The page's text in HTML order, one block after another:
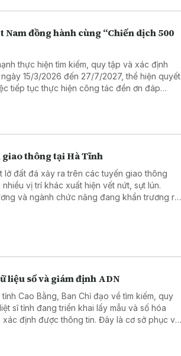
đồng hành cùng “Chiến dịch 500
thực hiện tìm kiếm, quy tập và xác định
15/3/2026 đến 27/7/2027, thể hiện quyết
tiếp tục thực hiện công tác đền ơn đáp
hùng liệt sĩ trở về với tên tuổi, quê hương và
thông tại Hà Tĩnh
lở đất đá xảy ra trên các tuyến giao thông
vị trí khác xuất hiện vết nứt, sụt lún.
và ngành chức năng đang khẩn trương rà
liệu số và giám định ADN
Cao Bằng, Ban Chỉ đạo về tìm kiếm, quy
sĩ tỉnh đang triển khai lấy mẫu và số hóa
định được thông tin. Đây là cơ sở phục vụ